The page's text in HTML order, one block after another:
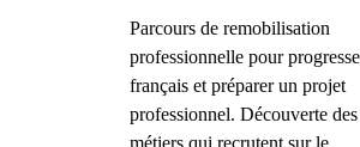
Parcours de remobilisation
professionnelle pour
français et préparer un projet
professionnel. Découverte des